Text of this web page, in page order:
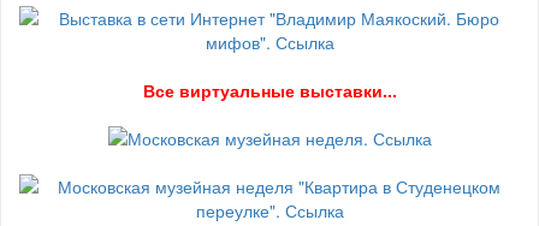
Все виртуальные выставки...